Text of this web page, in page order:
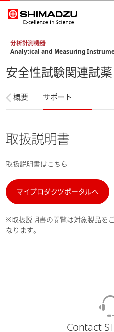
分析計測機器
Analytical and Measuring
安全性試験関連試
概要 サポート
取扱説明書
取扱説明書はこちら
マイプロダクツポータルへ
※取扱説明書の閲覧は対象製品を
なります。
Contact